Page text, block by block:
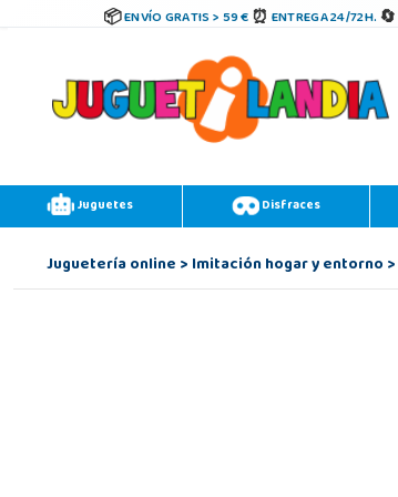
ENVÍO GRATIS > 59 € ENTREGA 24/72H.
Juguetes Disfraces
Juguetería online>Imitación hogar y entorno>